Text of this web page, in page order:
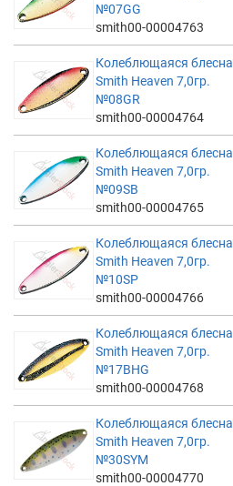
№07GG
smith00-00004763
Колеблющаяся блесна
Smith Heaven 7,0гр.
№08GR
smith00-00004764
Колеблющаяся блесна
Smith Heaven 7,0гр.
№09SB
smith00-00004765
Колеблющаяся блесна
Smith Heaven 7,0гр.
№10SP
smith00-00004766
Колеблющаяся блесна
Smith Heaven 7,0гр.
№17BHG
smith00-00004768
Колеблющаяся блесна
Smith Heaven 7,0гр.
№30SYM
smith00-00004770